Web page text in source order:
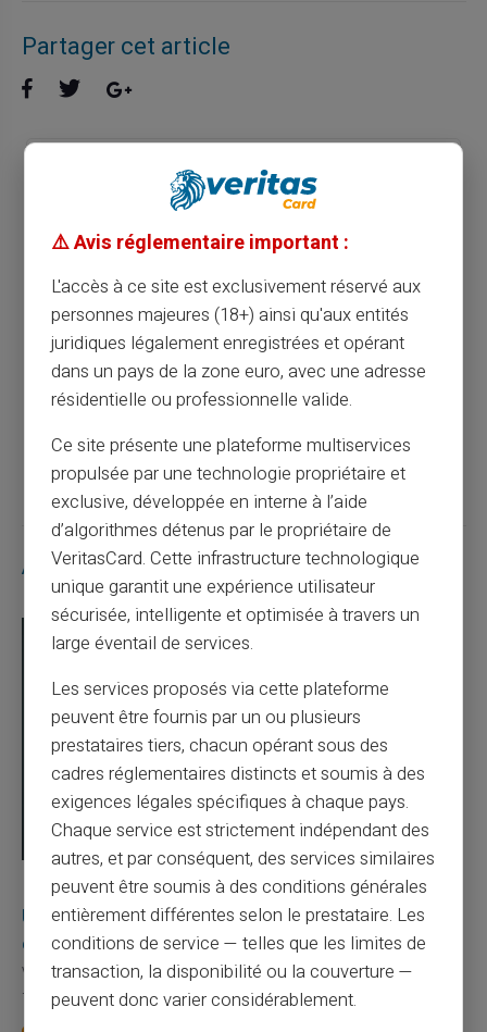
Partager cet article
Guide pratique : choisir la carte prépayée
idéale pour les jeunes adultes
Guide complet pour ouvrir un compte
bancaire en ligne avec carte prépayée
Article suivant
Articles similaires
03/08/2026 Veritas Carte prépayée
Une carte bancaire gratuite sans compte, ça
existe ?
Vous avez tapé cette recherche parce que votre banque vous
facture 50 € par an pour une carte que vo...
⚠️ Avis réglementaire important :
L'accès à ce site est exclusivement réservé aux
personnes majeures (18+) ainsi qu'aux entités
juridiques légalement enregistrées et opérant
dans un pays de la zone euro, avec une adresse
résidentielle ou professionnelle valide.
Ce site présente une plateforme multiservices
propulsée par une technologie propriétaire et
exclusive, développée en interne à l’aide
d’algorithmes détenus par le propriétaire de
VeritasCard. Cette infrastructure technologique
unique garantit une expérience utilisateur
sécurisée, intelligente et optimisée à travers un
large éventail de services.
Les services proposés via cette plateforme
peuvent être fournis par un ou plusieurs
prestataires tiers, chacun opérant sous des
cadres réglementaires distincts et soumis à des
exigences légales spécifiques à chaque pays.
Chaque service est strictement indépendant des
autres, et par conséquent, des services similaires
peuvent être soumis à des conditions générales
entièrement différentes selon le prestataire. Les
conditions de service — telles que les limites de
transaction, la disponibilité ou la couverture —
peuvent donc varier considérablement.